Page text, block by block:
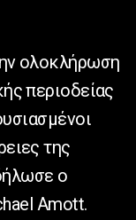
ολοκλήρωση
περιοδείας
της
ο
Amott.